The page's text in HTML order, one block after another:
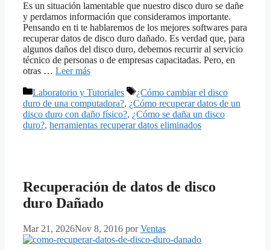
Es un situación lamentable que nuestro disco duro se dañe
y perdamos información que consideramos importante.
Pensando en ti te hablaremos de los mejores softwares para
recuperar datos de disco duro dañado. Es verdad que, para
algunos daños del disco duro, debemos recurrir al servicio
técnico de personas o de empresas capacitadas. Pero, en
otras … Leer más
Categorías
Laboratorio y Tutoriales Etiquetas
¿Cómo cambiar el disco
duro de una computadora?, ¿Cómo recuperar datos de un
disco duro con daño físico?, ¿Cómo se daña un disco
duro?, herramientas recuperar datos eliminados
Recuperación de datos de disco
duro Dañado
Mar 21, 2026Nov 8, 2016 porVentas